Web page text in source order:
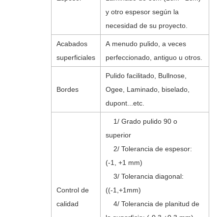
y otro espesor según la
necesidad de su proyecto.
Acabados
superficiales
A menudo pulido, a veces
perfeccionado, antiguo u otros.
Bordes
Pulido facilitado, Bullnose,
Ogee, Laminado, biselado,
dupont...etc.
Control de
calidad
1/ Grado pulido 90 o
superior
2/ Tolerancia de espesor:
(-1, +1 mm)
3/ Tolerancia diagonal:
((-1,+1mm)
4/ Tolerancia de planitud de